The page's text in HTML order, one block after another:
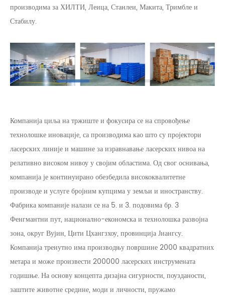
производима за ХИЛТИ, Леица, Станлеи, Макита, Тримбле и
Стабилу.
Компанија циља на тржиште и фокусира се на спровођење
технолошке иновације, са производима као што су пројектори
ласерских линије и машине за изравнавање ласерских нивоа на
релативно високом нивоу у својим областима. Од свог оснивања,
компанија је континуирано обезбедила висококвалитетне
производе и услуге бројним купцима у земљи и иностранству.
Фабрика компаније налази се на 5. и 3. подовима бр. 3
Фенгмантни пут, национално-економска и технолошка развојна
зона, округ Вујин, Цити Цхангзхоу, провинција Јиангсу.
Компанија тренутно има производњу површине 2000 квадратних
метара и може произвести 200000 ласерских инструмената
годишње. На основу концепта дизајна сигурности, поузданости,
заштите животне средине, моди и личности, пружамо